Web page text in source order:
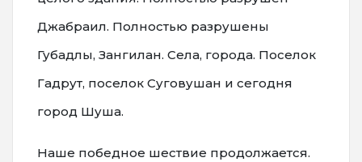
Джабраил. Полностью разрушены
Губадлы, Зангилан. Села, города. Поселок
Гадрут, поселок Суговушан и сегодня
город Шуша.
Наше победное шествие продолжается.